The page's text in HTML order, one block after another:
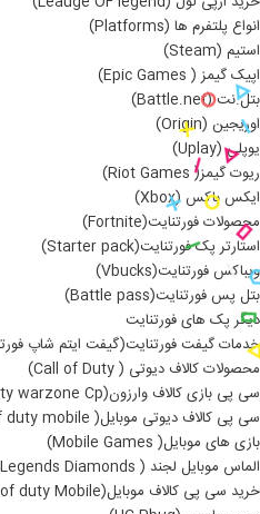
انواع پلتفرم ها (Platforms)
استیم (Steam)
اپیک گیمز ( Epic Games)
بتل.نت (Battle.net)
اوریجین (Origin)
یوپلی (Uplay)
ریوت گیمز( Riot Games)
ایکس باکس (Xbox)
محصولات فورتنایت(Fortnite)
استارتر پک فورتنایت(Starter pack)
ویباکس فورتنایت(Vbucks)
بتل پس فورتنایت(Battle pass)
دیگر پک های فورتنایت
خدمات گیفت فورتنایت(گیفت ایتم شاپ
محصولات کالاف دیوتی ( Call of Duty)
سی پی بازی کالاف وارزون(Call of duty warzone Cp)
سی پی کالاف دیوتی موبایل( Call of duty mobile)
بازی های موبایل( Mobile Games)
الماس موبایل لجند ( Mobile Legends Diamonds)
خرید سی پی کالاف موبایل(Call of duty Mobile)